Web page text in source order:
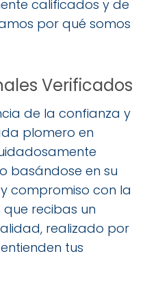
calificados y de
por qué somos
Verificados
de la confianza y
plomero en
basándose en su
compromiso con la
que recibas un
realizado por
tus